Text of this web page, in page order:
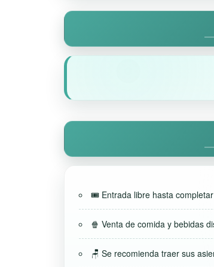
🎟️ Entrada libre hasta
🍿 Venta de comida y bebidas
🪑 Se recomienda traer sus